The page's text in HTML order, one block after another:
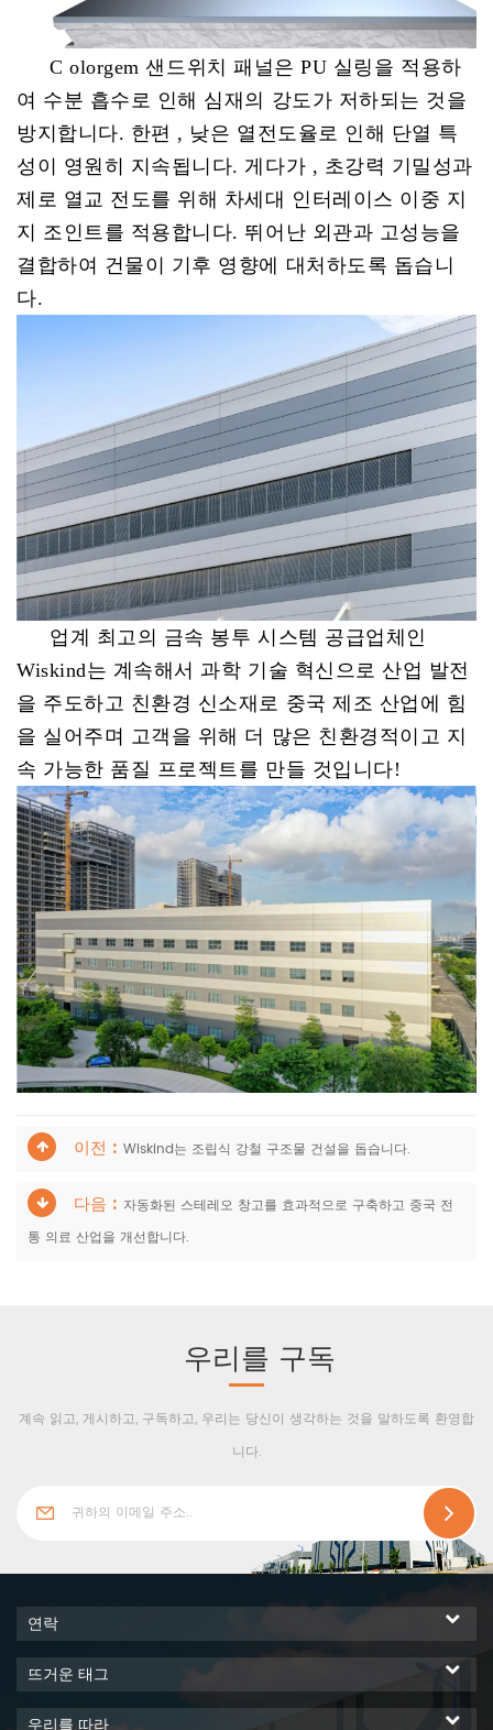
Colorgem 샌드위치 패널은 PU 실링을 적용하
여 수분 흡수로 인해 심재의 강도가 저하되는 것을
방지합니다. 한편 , 낮은 열전도율로 인해 단열 특
성이 영원히 지속됩니다.게다가 , 초강력 기밀성과
제로 열교 전도를 위해 차세대 인터레이스 이중 지
지 조인트를 적용합니다. 뛰어난 외관과 고성능을
결합하여 건물이 기후 영향에 대처하도록 돕습니
다.
업계 최고의 금속 봉투 시스템 공급업체인
Wiskind는 계속해서 과학 기술 혁신으로 산업 발전
을 주도하고 친환경 신소재로 중국 제조 산업에 힘
을 실어주며 고객을 위해 더 많은 친환경적이고 지
속 가능한 품질 프로젝트를 만들 것입니다!
이전 : Wiskind는 조립식 강철 구조물 건설을 돕습니다.
다음 : 자동화된 스테레오 창고를 효과적으로 구축하고 중국 전
통 의료 산업을 개선합니다.
우리를 구독
계속 읽고, 게시하고, 구독하고, 우리는 당신이 생각하는 것을 말하도록 환영합
니다.
연락
뜨거운 태그
우리를 따라